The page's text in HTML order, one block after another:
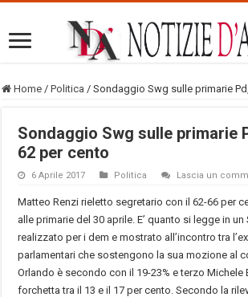
Home / Politica / Sondaggio Swg sulle primarie
Sondaggio Swg sulle primarie
62 per cento
6 Aprile 2017 Politica Lascia un
Matteo Renzi rieletto segretario con il 62-66 per
alle primarie del 30 aprile. E’ quanto si legge in un
realizzato per i dem e mostrato all’incontro tra
parlamentari che sostengono la sua mozione al
Orlando è secondo con il 19-23% e terzo Michele
forchetta tra il 13 e il 17 per cento. Secondo la